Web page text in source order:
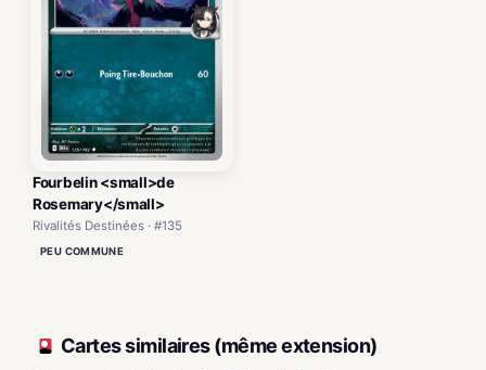
Fourbelin <small>de
Rosemary</small>
Rivalités Destinées · #135
PEU COMMUNE
Cartes similaires (même extension)